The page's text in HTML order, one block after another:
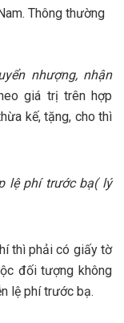
Thông thường
nhượng, nhận
giá trị trên hợp
kế, tặng, cho thì
lệ phí trước bạ( lý
thì phải có giấy tờ
đối tượng không
lệ phí trước bạ.